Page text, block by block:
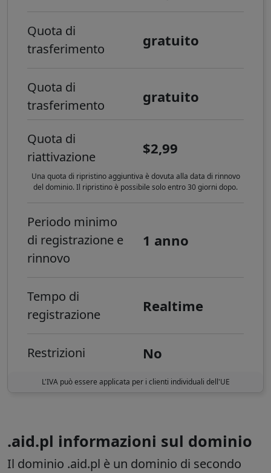
Quota di
trasferimento
gratuito
Quota di
trasferimento
gratuito
Quota di
riattivazione
$2,99
Una quota di ripristino aggiuntiva è dovuta alla data di rinnovo
del dominio. Il ripristino è possibile solo entro 30 giorni dopo.
Periodo minimo
di registrazione e
rinnovo
1 anno
Tempo di
registrazione
Realtime
Restrizioni No
L'IVA può essere applicata per i clienti individuali dell'UE
.aid.pl informazioni sul dominio
Il dominio .aid.pl è un dominio di secondo